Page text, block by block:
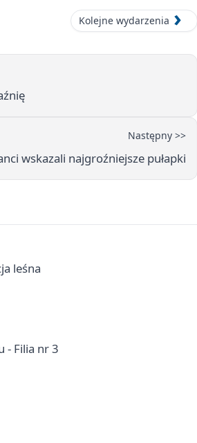
Kolejne wydarzenia
Następny >>
wskazali najgroźniejsze pułapki
leśna
- Filia nr 3